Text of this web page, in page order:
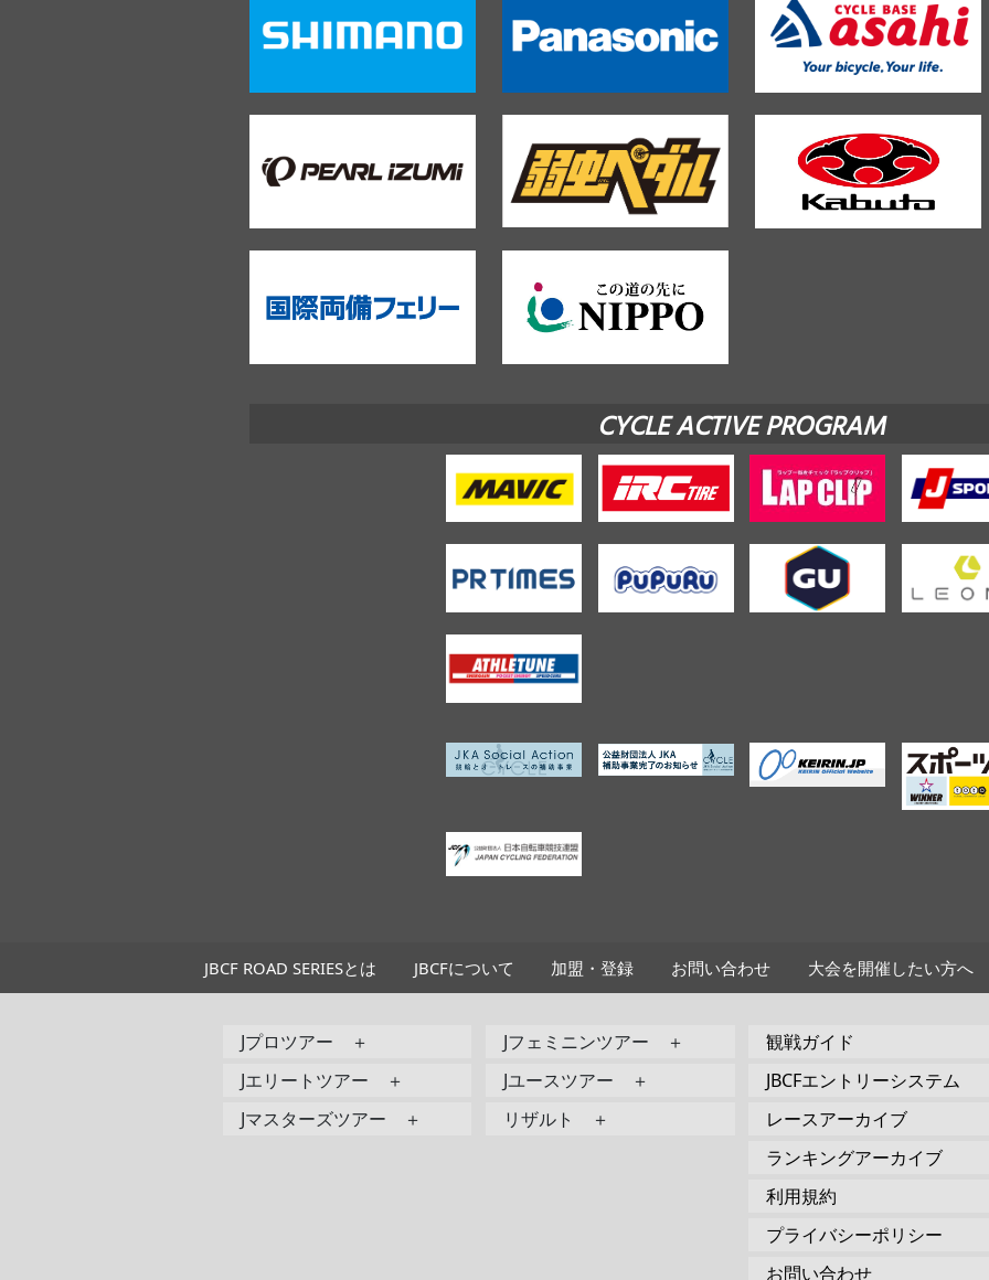
CYCLE ACTIVE PROGRAM
JBCF ROAD SERIESとは JBCFについて 加盟・登録 お問い合わせ 大会を開催したい方へ
Jプロツアー ＋
Jエリートツアー ＋
Jマスターズツアー ＋
Jフェミニンツアー ＋
Jユースツアー ＋
リザルト ＋
観戦ガイド
JBCFエントリーシステム
レースアーカイブ
ランキングアーカイブ
利用規約
プライバシーポリシー
お問い合わせ